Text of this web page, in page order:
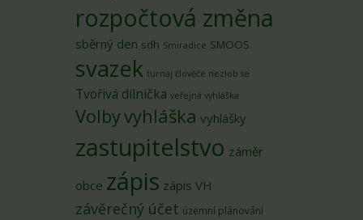
rozpočtová změna
sběrný den sdh Smiradice SMOOS
svazek turnaj člověče nezlob se
Tvořivá dílnička veřejná vyhláška
Volbyvyhláška vyhlášky
zastupitelstvo záměr
obce zápis zápis VH
závěrečný účet územní plánování